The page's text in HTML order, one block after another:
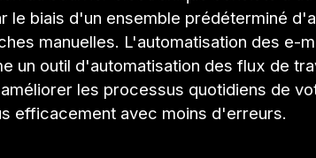
le biais d'un ensemble prédéterminé
manuelles. L'automatisation des e-
un outil d'automatisation des flux de
les processus quotidiens de
efficacement avec moins d'erreurs.